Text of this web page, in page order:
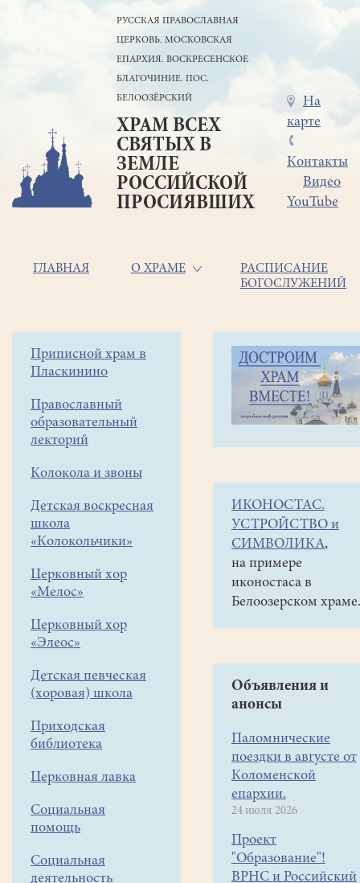
РУССКАЯ ПРАВОСЛАВНАЯ
ЦЕРКОВЬ. МОСКОВСКАЯ
ЕПАРХИЯ. ВОСКРЕСЕНСКОЕ
БЛАГОЧИНИЕ. ПОС.
БЕЛООЗЁРСКИЙ
ХРАМ ВСЕХ
СВЯТЫХ В
ЗЕМЛЕ
РОССИЙСКОЙ
ПРОСИЯВШИХ
Меню
в
шапке
На
карте
Контакты
Видео
YouTube
Основная
ГЛАВНАЯ О ХРАМЕ
РАСПИСАНИЕ
БОГОСЛУЖЕНИЙ
Боковое
меню
Приписной храм в
Пласкинино
Православный
образовательный
лекторий
Колокола и звоны
Детская воскресная
школа
«Колокольчики»
Церковный хор
«Мелос»
Церковный хор
«Элеос»
Детская певческая
(хоровая) школа
Приходская
библиотека
Церковная лавка
Социальная
помощь
Социальная
деятельность
Строка
навигации
Галереи
Пласкинино
ИКОНОСТАС.
УСТРОЙСТВО и
СИМВОЛИКА,
на примере
иконостаса в
Белоозерском храме.
Объявления и
анонсы
Паломнические
поездки в августе от
Коломенской
епархии.
24 июля 2026
Проект
"Образование"!
ВРНС и Российский